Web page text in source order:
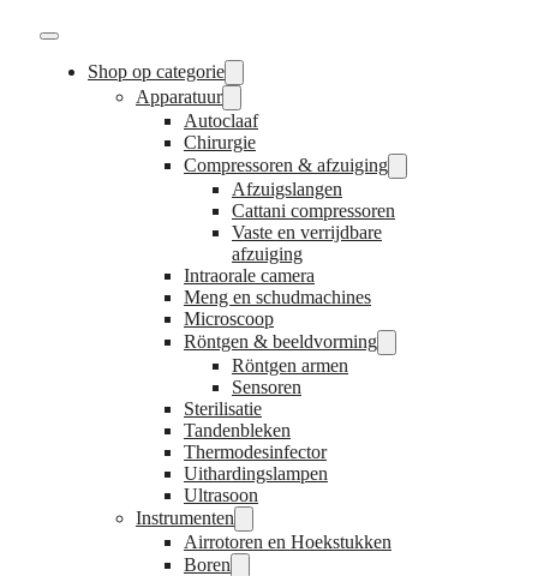
Shop op categorie
Apparatuur
Autoclaaf
Chirurgie
Compressoren & afzuiging
Afzuigslangen
Cattani compressoren
Vaste en verrijdbare
afzuiging
Intraorale camera
Meng en schudmachines
Microscoop
Röntgen & beeldvorming
Röntgen armen
Sensoren
Sterilisatie
Tandenbleken
Thermodesinfector
Uithardingslampen
Ultrasoon
Instrumenten
Airrotoren en Hoekstukken
Boren